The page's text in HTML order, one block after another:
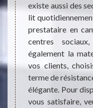
le lit.
existe aussi des
lit
prestataire en
centres
également la
vos clients,
terme de
élégante. Pour
vous satisfaire,